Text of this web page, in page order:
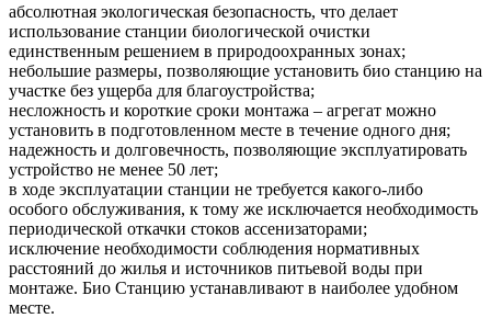
абсолютная экологическая безопасность, что делает
использование станции биологической очистки
единственным решением в природоохранных зонах;
небольшие размеры, позволяющие установить био станцию на
участке без ущерба для благоустройства;
несложность и короткие сроки монтажа – агрегат можно
установить в подготовленном месте в течение одного дня;
надежность и долговечность, позволяющие эксплуатировать
устройство не менее 50 лет;
в ходе эксплуатации станции не требуется какого-либо
особого обслуживания, к тому же исключается необходимость
периодической откачки стоков ассенизаторами;
исключение необходимости соблюдения нормативных
расстояний до жилья и источников питьевой воды при
монтаже. Био Станцию устанавливают в наиболее удобном
месте.